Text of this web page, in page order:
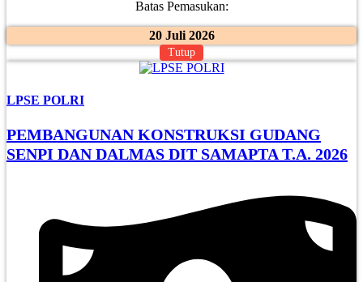
Batas Pemasukan:
20 Juli 2026
Tutup
LPSE POLRI
PEMBANGUNAN KONSTRUKSI GUDANG
SENPI DAN DALMAS DIT SAMAPTA T.A. 2026